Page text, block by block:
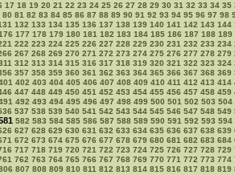
17 18 19 20 21 22 23 24 25 26 27 28 29 30 31 32 33 34 35
80 81 82 83 84 85 86 87 88 89 90 91 92 93 94 95 96 97 98
132 133 134 135 136 137 138 139 140 141 142 143 144
177 178 179 180 181 182 183 184 185 186 187 188 189
222 223 224 225 226 227 228 229 230 231 232 233 234
267 268 269 270 271 272 273 274 275 276 277 278 279
312 313 314 315 316 317 318 319 320 321 322 323 324
357 358 359 360 361 362 363 364 365 366 367 368 369
402 403 404 405 406 407 408 409 410 411 412 413 414
447 448 449 450 451 452 453 454 455 456 457 458 459
492 493 494 495 496 497 498 499 500 501 502 503 504
537 538 539 540 541 542 543 544 545 546 547 548 549
582 583 584 585 586 587 588 589 590 591 592 593 594
627 628 629 630 631 632 633 634 635 636 637 638 639
672 673 674 675 676 677 678 679 680 681 682 683 684
717 718 719 720 721 722 723 724 725 726 727 728 729
762 763 764 765 766 767 768 769 770 771 772 773 774
807 808 809 810 811 812 813 814 815 816 817 818 819